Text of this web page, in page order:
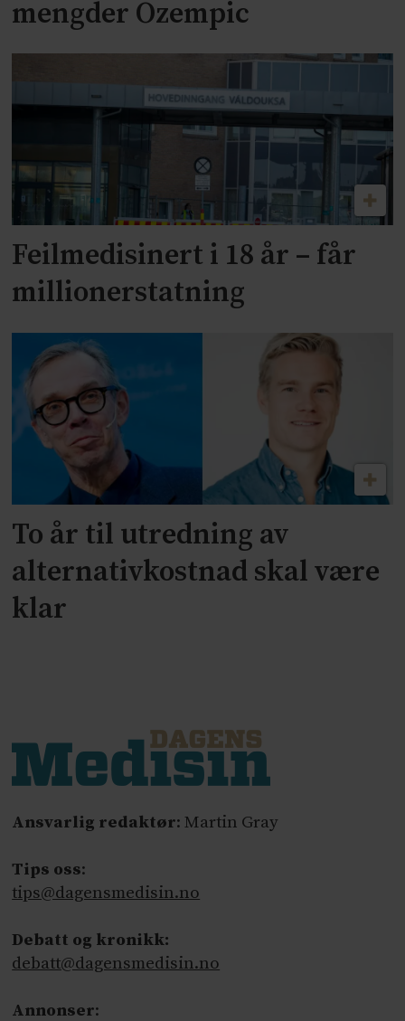
mengder Ozempic
Feilmedisinert i 18 år – får
millionerstatning
To år til utredning av
alternativkostnad skal være
klar
Ansvarlig redaktør: Martin Gray
Tips oss:
tips@dagensmedisin.no
Debatt og kronikk:
debatt@dagensmedisin.no
Annonser: